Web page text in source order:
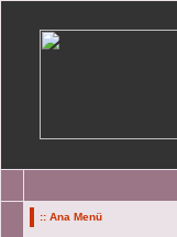
:: Ana Menü